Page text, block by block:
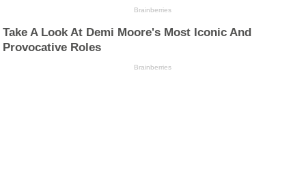
Brainberries
Take A Look At Demi Moore's Most Iconic And
Provocative Roles
Brainberries